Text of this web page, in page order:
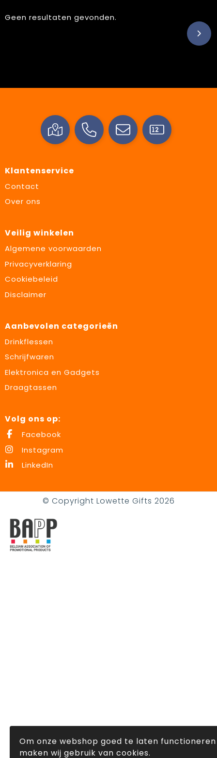
Geen resultaten gevonden.
Klantenservice
Contact
Over ons
Veilig winkelen
Algemene voorwaarden
Privacyverklaring
Cookiebeleid
Disclaimer
Aanbevolen categorieën
Drinkflessen
Schrijfwaren
Elektronica en Gadgets
Draagtassen
Volg ons op:
Facebook
Instagram
LinkedIn
© Copyright Lowette Gifts 2026
Om onze webshop goed te laten functioneren
maken wij gebruik van cookies.